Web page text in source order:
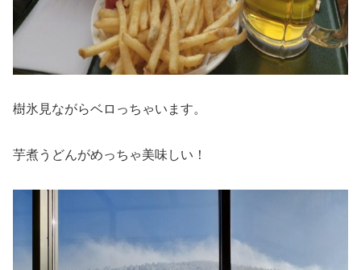
樹氷見ながらベロっちゃいます。
芋煮うどんがめっちゃ美味しい！